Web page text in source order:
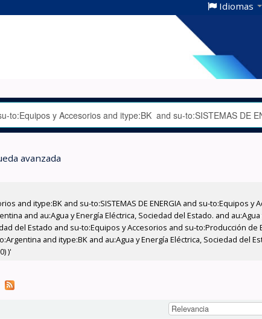
Idiomas
avanzada
and itype:BK and su-to:SISTEMAS DE ENERGIA and su-to:Equipos y
and au:Agua y Energía Eléctrica, Sociedad del Estado. and au:Agua
del Estado and su-to:Equipos y Accesorios and su-to:Producción de
and itype:BK and au:Agua y Energía Eléctrica, Sociedad del
)'